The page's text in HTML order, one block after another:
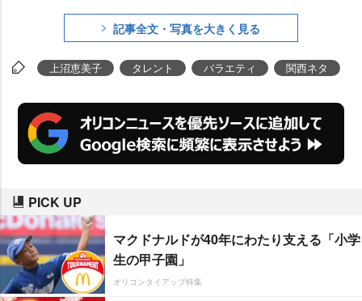
記事全文・写真を大きく見る
上沼恵美子 タレント バラエティ 関西ネタ
PICK UP
マクドナルドが40年にわたり支える「小学
生の甲子園」
オリコンタイアップ特集